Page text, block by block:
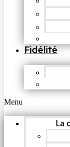
Fidélité
Menu
La